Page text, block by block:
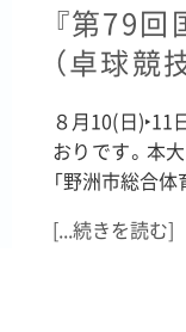
『第79
（卓球競
８月10(日
おりです。本
「野洲市総合
[...続きを読む]